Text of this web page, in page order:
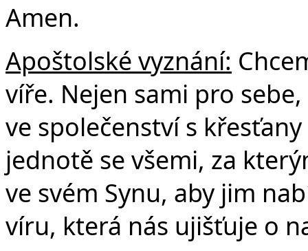
Amen.
Apoštolské vyznání:
víře. Nejen sami pro
ve společenství s
jednotě se všemi, za
ve svém Synu, aby jim
víru, která nás ujišťuje o